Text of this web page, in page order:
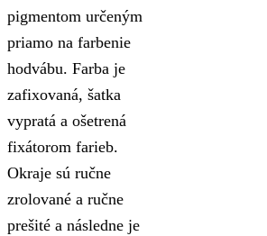
pigmentom určeným
priamo na farbenie
hodvábu. Farba je
zafixovaná, šatka
vypratá a ošetrená
fixátorom farieb.
Okraje sú ručne
zrolované a ručne
prešité a následne je